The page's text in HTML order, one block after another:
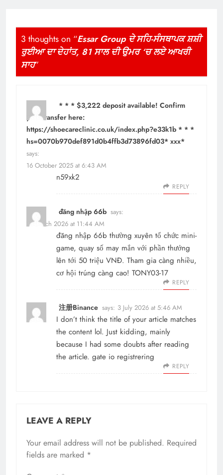
3 thoughts on “Essar Group ਦੇ ਸਹਿ-ਸੰਸਥਾਪਕ ਸ਼ਸ਼ੀ
ਰੁਈਆ ਦਾ ਦੇਹਾਂਤ, 81 ਸਾਲ ਦੀ ਉਮਰ ‘ਚ ਲਏ ਆਖਰੀ
ਸਾਹ”
* * * $3,222 deposit available! Confirm
your transfer here:
https://shoecareclinic.co.uk/index.php?e33k1b * * *
hs=0070b970def891d0b4ffb3d73896fd03* ххх*
says:
16 October 2025 at 6:43 AM
n59xk2
REPLY
đăng nhập 66b says:
17 March 2026 at 11:44 AM
đăng nhập 66b thường xuyên tổ chức mini-
game, quay số may mắn với phần thưởng
lên tới 50 triệu VNĐ. Tham gia càng nhiều,
cơ hội trúng càng cao! TONY03-17
REPLY
注册Binance says: 3 July 2026 at 5:46 AM
I don’t think the title of your article matches
the content lol. Just kidding, mainly
because I had some doubts after reading
the article. gate io registrering
REPLY
LEAVE A REPLY
Your email address will not be published. Required
fields are marked *